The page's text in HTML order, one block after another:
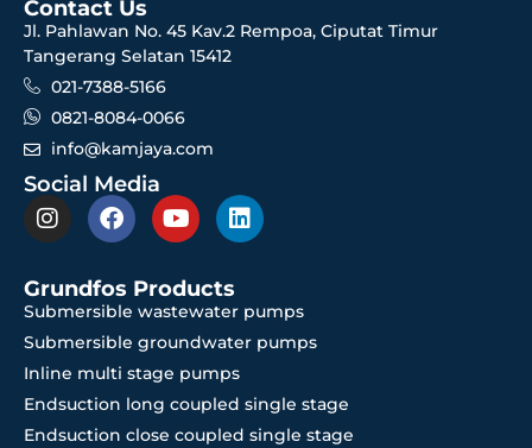
Contact Us
Jl. Pahlawan No. 45 Kav.2 Rempoa, Ciputat Timur
Tangerang Selatan 15412
021-7388-5166
0821-8084-0066
info@kamjaya.com
Social Media
Grundfos Products
Submersible wastewater pumps
Submersible groundwater pumps
Inline multi stage pumps
Endsuction long coupled single stage
Endsuction close coupled single stage